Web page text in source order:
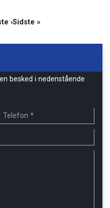
›Sidste
Sidste »
besked i nedenstående